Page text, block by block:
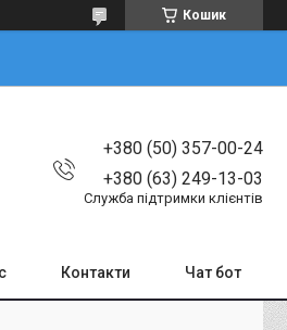
Кошик
+380 (50) 357-00-24
+380 (63) 249-13-03
Служба підтримки клієнтів
Контакти Чат бот